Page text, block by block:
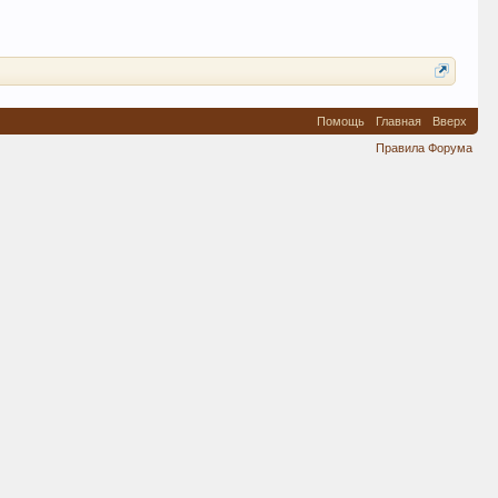
Помощь Главная
Вверх
Правила Форума